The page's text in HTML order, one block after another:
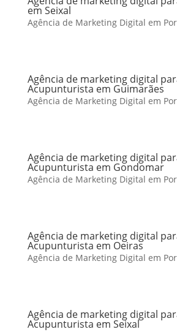
em Seixal
Agência de Marketing Digital em
Agência de marketing digital
Acupunturista em Guimarães
Agência de Marketing Digital em
Agência de marketing digital
Acupunturista em Gondomar
Agência de Marketing Digital em
Agência de marketing digital
Acupunturista em Oeiras
Agência de Marketing Digital em
Agência de marketing digital
Acupunturista em Seixal